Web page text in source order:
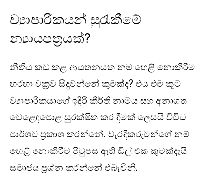
ව්‍යාපාරිකයන් සුරැකීමේ
න්‍යායපත්‍රයක්?
නීතිය කඩ කළ ආයතනයක නම හෙළි නොකිරීම
හරහා වක්‍රව සිදුවන්නේ කුමක්ද? එය එම කූට
ව්‍යාපාරිකයාගේ ඉදිරි කීර්ති නාමය සහ අනාගත
වෙළෙඳපොළ සුරක්ෂිත කර දීමක් ලෙසයි විවිධ
පාර්ශව ප්‍රකාශ කරන්නේ. වැරදිකරුවන්ගේ නම්
හෙළි නොකිරීම පිටුපස ඇති ඩීල් එක කුමක්දැයි
සමාජය ප්‍රශ්න කරන්නේ එබැවිනි.